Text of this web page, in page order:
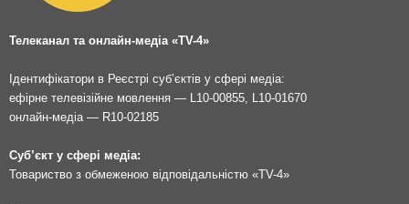
Телеканал та онлайн-медіа «TV-4»
Ідентифікатори в Реєстрі суб’єктів у сфері медіа:
ефірне телевізійне мовлення — L10-00855, L10-01670
онлайн-медіа — R10-02185
Суб’єкт у сфері медіа:
Товариство з обмеженою відповідальністю «TV-4»